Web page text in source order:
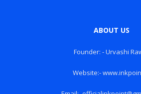
ABOUT US
Founder: - Urvashi
Website:-